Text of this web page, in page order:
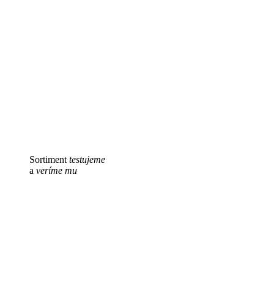
Sortiment testujeme
a veríme mu